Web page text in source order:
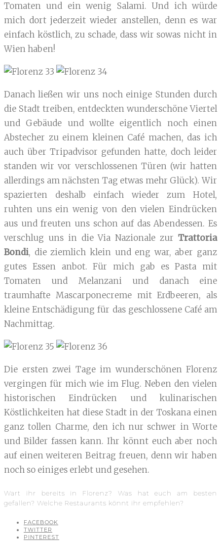
Tomaten und ein wenig Salami. Und ich würde
mich dort jederzeit wieder anstellen, denn es war
einfach köstlich, zu schade, dass wir sowas nicht in
Wien haben!
Danach ließen wir uns noch einige Stunden durch
die Stadt treiben, entdeckten wunderschöne Viertel
und Gebäude und wollte eigentlich noch einen
Abstecher zu einem kleinen Café machen, das ich
auch über Tripadvisor gefunden hatte, doch leider
standen wir vor verschlossenen Türen (wir hatten
allerdings am nächsten Tag etwas mehr Glück). Wir
spazierten deshalb einfach wieder zum Hotel,
ruhten uns ein wenig von den vielen Eindrücken
aus und freuten uns schon auf das Abendessen. Es
verschlug uns in die Via Nazionale zur Trattoria
Bondi, die ziemlich klein und eng war, aber ganz
gutes Essen anbot. Für mich gab es Pasta mit
Tomaten und Melanzani und danach eine
traumhafte Mascarponecreme mit Erdbeeren, als
kleine Entschädigung für das geschlossene Café am
Nachmittag.
Die ersten zwei Tage im wunderschönen Florenz
vergingen für mich wie im Flug. Neben den vielen
historischen Eindrücken und kulinarischen
Köstlichkeiten hat diese Stadt in der Toskana einen
ganz tollen Charme, den ich nur schwer in Worte
und Bilder fassen kann. Ihr könnt euch aber noch
auf einen weiteren Beitrag freuen, denn wir haben
noch so einiges erlebt und gesehen.
Wart ihr bereits in Florenz? Was hat euch am besten
gefallen? Welche Restaurants könnt ihr empfehlen?
FACEBOOK
TWITTER
PINTEREST